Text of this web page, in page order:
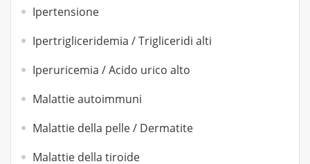
Ipertensione
Ipertrigliceridemia / Trigliceridi alti
Iperuricemia / Acido urico alto
Malattie autoimmuni
Malattie della pelle / Dermatite
Malattie della tiroide